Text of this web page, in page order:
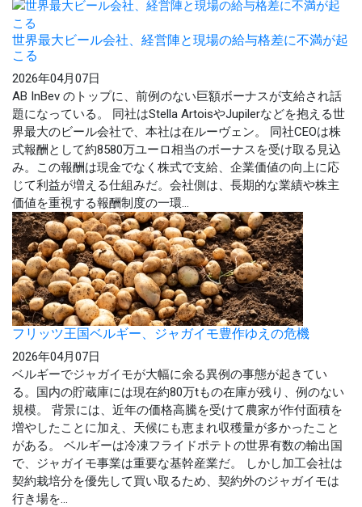
世界最大ビール会社、経営陣と現場の給与格差に不満が起
こる
2026年04月07日
AB InBev のトップに、前例のない巨額ボーナスが支給され話
題になっている。 同社はStella ArtoisやJupilerなどを抱える世
界最大のビール会社で、本社は在ルーヴェン。 同社CEOは株
式報酬として約8580万ユーロ相当のボーナスを受け取る見込
み。この報酬は現金でなく株式で支給、企業価値の向上に応
じて利益が増える仕組みだ。会社側は、長期的な業績や株主
価値を重視する報酬制度の一環...
フリッツ王国ベルギー、ジャガイモ豊作ゆえの危機
2026年04月07日
ベルギーでジャガイモが大幅に余る異例の事態が起きてい
る。国内の貯蔵庫には現在約80万tもの在庫が残り、例のない
規模。 背景には、近年の価格高騰を受けて農家が作付面積を
増やしたことに加え、天候にも恵まれ収穫量が多かったこと
がある。 ベルギーは冷凍フライドポテトの世界有数の輸出国
で、ジャガイモ事業は重要な基幹産業だ。 しかし加工会社は
契約栽培分を優先して買い取るため、契約外のジャガイモは
行き場を...